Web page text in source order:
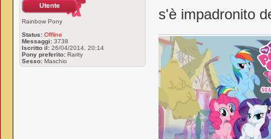
s'è impadronito
Rainbow Pony
Status: Offline
Messaggi: 3738
Iscritto il: 26/04/2014, 20:14
Pony preferito: Rarity
Sesso: Maschio